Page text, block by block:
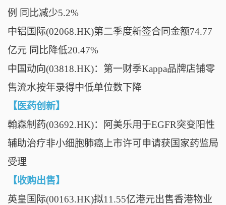
例 同比减少5.2%
中铝国际(02068.HK)第二季度新签合同金额74.77
亿元 同比降低20.47%
中国动向(03818.HK)：第一财季Kappa品牌店铺零
售流水按年录得中低单位数下降
【医药创新】
翰森制药(03692.HK)：阿美乐用于EGFR突变阳性
辅助治疗非小细胞肺癌上市许可申请获国家药监局
受理
【收购出售】
英皇国际(00163.HK)拟11.55亿港元出售香港物业